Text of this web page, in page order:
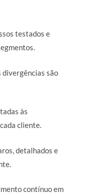
testados e
divergências são
às
cliente.
detalhados e
contínuo em